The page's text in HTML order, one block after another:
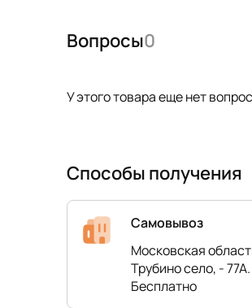
Вопросы0
У этого товара еще нет
Способы получения
Самовывоз
Московская
Трубино село, -
Бесплатно